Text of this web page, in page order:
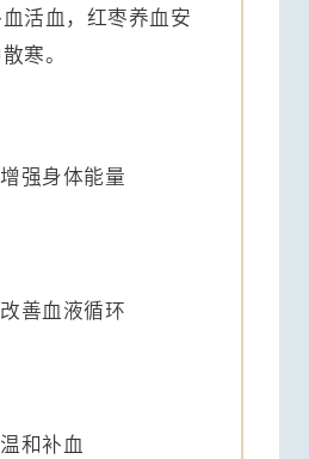
活血，红枣养血安
寒。
强身体能量
善血液循环
和补血